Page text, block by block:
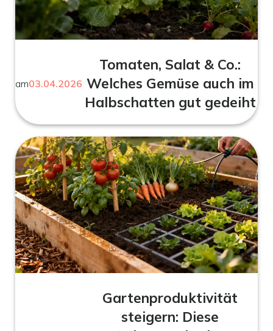
am03.04.2026
Tomaten, Salat & Co.:
Welches Gemüse auch im
Halbschatten gut gedeiht
Gartenproduktivität
steigern: Diese